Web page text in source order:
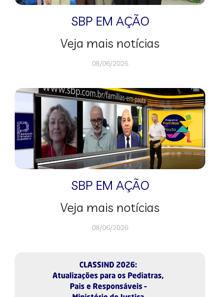
SBP EM AÇÃO
Veja mais notícias
08/06/2026
SBP EM AÇÃO
Veja mais notícias
08/06/2026